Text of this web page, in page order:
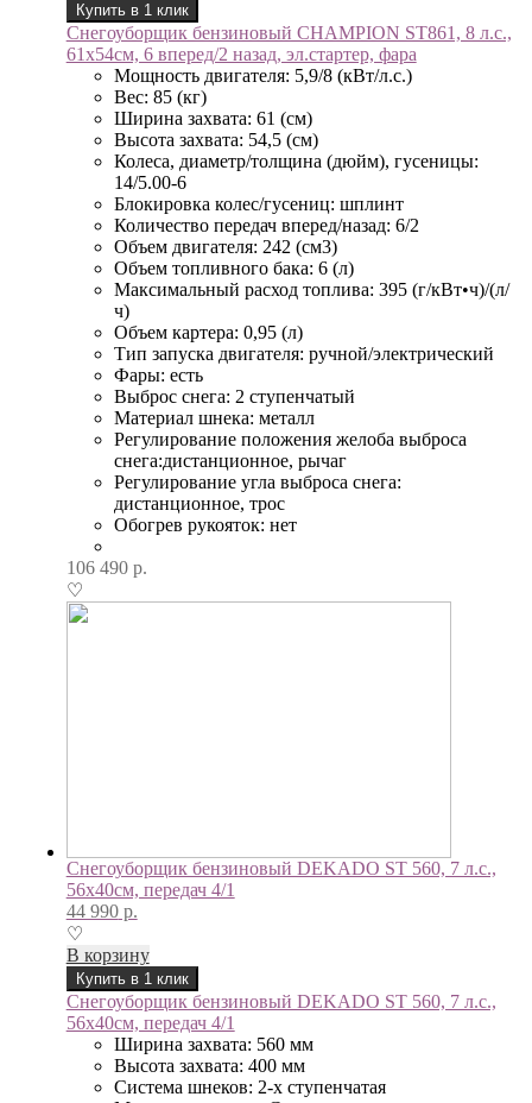
Купить в 1 клик
Снегоуборщик бензиновый CHAMPION ST861, 8 л.с.,
61х54см, 6 вперед/2 назад, эл.стартер, фара
Мощность двигателя: 5,9/8 (кВт/л.с.)
Вес: 85 (кг)
Ширина захвата: 61 (см)
Высота захвата: 54,5 (см)
Колеса, диаметр/толщина (дюйм), гусеницы:
14/5.00-6
Блокировка колес/гусениц: шплинт
Количество передач вперед/назад: 6/2
Объем двигателя: 242 (см3)
Объем топливного бака: 6 (л)
Максимальный расход топлива: 395 (г/кВт•ч)/(л/
ч)
Объем картера: 0,95 (л)
Тип запуска двигателя: ручной/электрический
Фары: есть
Выброс снега: 2 ступенчатый
Материал шнека: металл
Регулирование положения желоба выброса
снега:дистанционное, рычаг
Регулирование угла выброса снега:
дистанционное, трос
Обогрев рукояток: нет
106 490р.
♡
Снегоуборщик бензиновый DEKADO ST 560, 7 л.с.,
56х40см, передач 4/1
44 990р.
♡
В корзину
Купить в 1 клик
Снегоуборщик бензиновый DEKADO ST 560, 7 л.с.,
56х40см, передач 4/1
Ширина захвата: 560 мм
Высота захвата: 400 мм
Система шнеков: 2-х ступенчатая